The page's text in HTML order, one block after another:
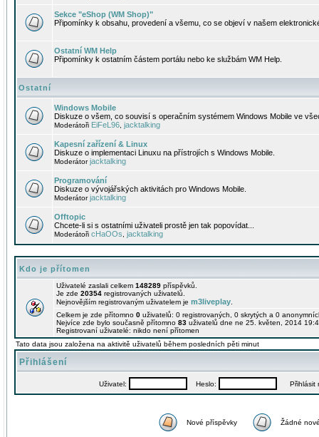
Sekce "eShop (WM Shop)"
Připomínky k obsahu, provedení a všemu, co se objeví v našem
Ostatní WM Help
Připomínky k ostatním částem portálu nebo ke službám WM Help.
Ostatní
Windows Mobile
Diskuze o všem, co souvisí s operačním systémem Windows Mobile ve
Moderátoři EiFeL96 jacktalking
Kapesní zařízení & Linux
Diskuze o implementaci Linuxu na přístrojích s Windows Mobile.
Moderátorjacktalking
Programování
Diskuze o vývojářských aktivitách pro Windows Mobile.
Moderátorjacktalking
Offtopic
Chcete-li si s ostatními uživateli prostě jen tak popovídat...
Moderátoři cHaOOs jacktalking
Kdo je přítomen
Uživatelé zaslali celkem 148289 příspěvků.
Je zde 20354 registrovaných uživatelů.
Nejnovějším registrovaným uživatelem je m3liveplay
Celkem je zde přítomno 0 uživatelů: 0 registrovaných, 0 skrytých a 0
Nejvíce zde bylo současně přítomno 83 uživatelů dne ne 25. květen, 2014
Registrovaní uživatelé: nikdo není přítomen
Tato data jsou založena na aktivitě uživatelů během posledních pěti minut
Přihlášení
Uživatel: Heslo: Přihlásit
Nové příspěvky Žádné